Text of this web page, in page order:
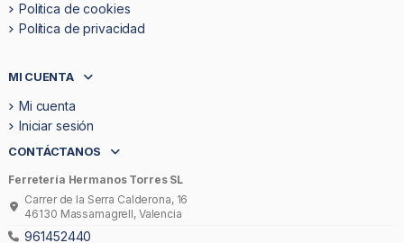
Politica de cookies
Política de privacidad
MI CUENTA
Mi cuenta
Iniciar sesión
CONTÁCTANOS
Ferretería Hermanos Torres SL
Carrer de la Serra Calderona, 16
46130 Massamagrell, Valencia
961452440